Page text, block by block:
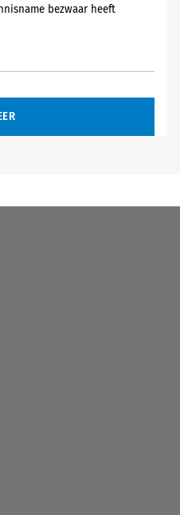
bezwaar heeft